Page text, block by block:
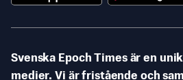
Svenska Epoch Times är en
medier. Vi är fristående och